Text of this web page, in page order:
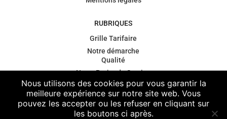
RUBRIQUES
Grille Tarifaire
Notre démarche
Qualité
Notre Projet de Service
Gouvernance
Contexte
règlementaire
Nous utilisons des cookies pour vous garantir la
meilleure expérience sur notre site web. Vous
pouvez les accepter ou les refuser en cliquant sur
les boutons ci après.